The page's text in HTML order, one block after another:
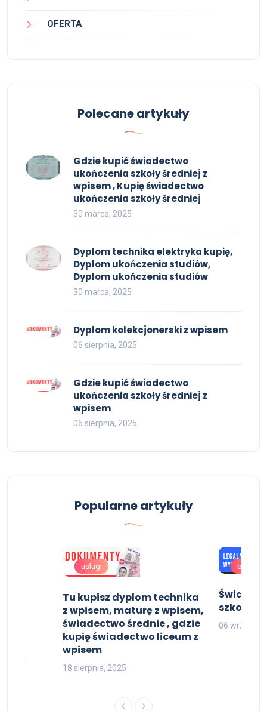
OFERTA
Polecane artykuły
Gdzie kupić świadectwo
ukończenia szkoły średniej z
wpisem , Kupię świadectwo
ukończenia szkoły średniej
30 marca, 2025
Dyplom technika elektryka kupię,
Dyplom ukończenia studiów,
Dyplom ukończenia studiów
30 marca, 2025
Dyplom kolekcjonerski z wpisem
06 sierpnia, 2025
Gdzie kupić świadectwo
ukończenia szkoły średniej z
wpisem
06 sierpnia, 2025
Popularne artykuły
uslugi
Tu kupisz dyplom technika
z wpisem, maturę z wpisem,
świadectwo średnie , gdzie
kupię świadectwo liceum z
wpisem
18 sierpnia, 2025
oferta
szkoły
06